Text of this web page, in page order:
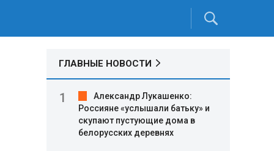
ГЛАВНЫЕ НОВОСТИ
Александр Лукашенко:
Россияне «услышали батьку» и
скупают пустующие дома в
белорусских деревнях